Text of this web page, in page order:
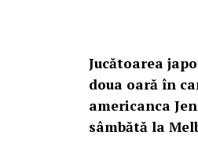
Jucătoarea
doua oară în
americanca
sâmbătă la